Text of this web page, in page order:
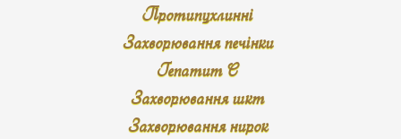
Протипухлинні
Захворювання печінки
Гепатит С
Захворювання шкт
Захворювання нирок